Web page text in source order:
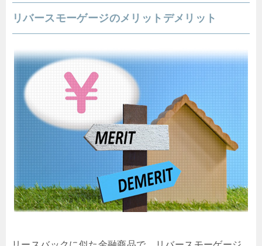
リバースモーゲージのメリットデメリット